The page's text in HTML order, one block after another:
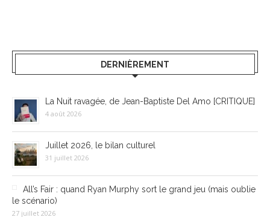
DERNIÈREMENT
La Nuit ravagée, de Jean-Baptiste Del Amo [CRITIQUE]
4 août 2026
Juillet 2026, le bilan culturel
31 juillet 2026
All’s Fair : quand Ryan Murphy sort le grand jeu (mais oublie
le scénario)
27 juillet 2026